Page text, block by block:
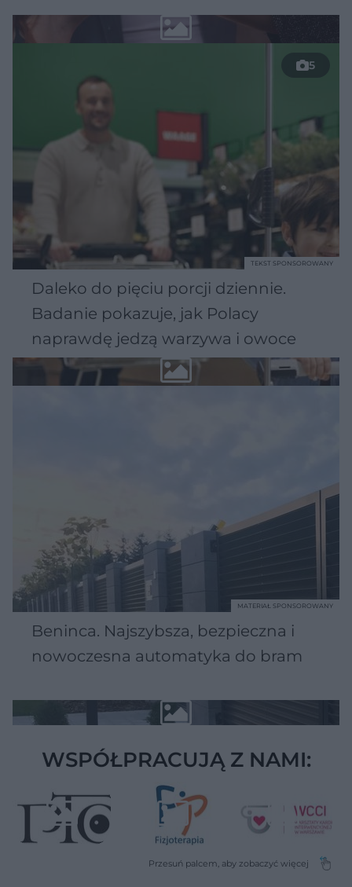
5
Daleko do pięciu porcji dziennie.
Badanie pokazuje, jak Polacy
naprawdę jedzą warzywa i owoce
TEKST SPONSOROWANY
Beninca. Najszybsza, bezpieczna i
nowoczesna automatyka do bram
MATERIAŁ SPONSOROWANY
WSPÓŁPRACUJĄ Z NAMI: